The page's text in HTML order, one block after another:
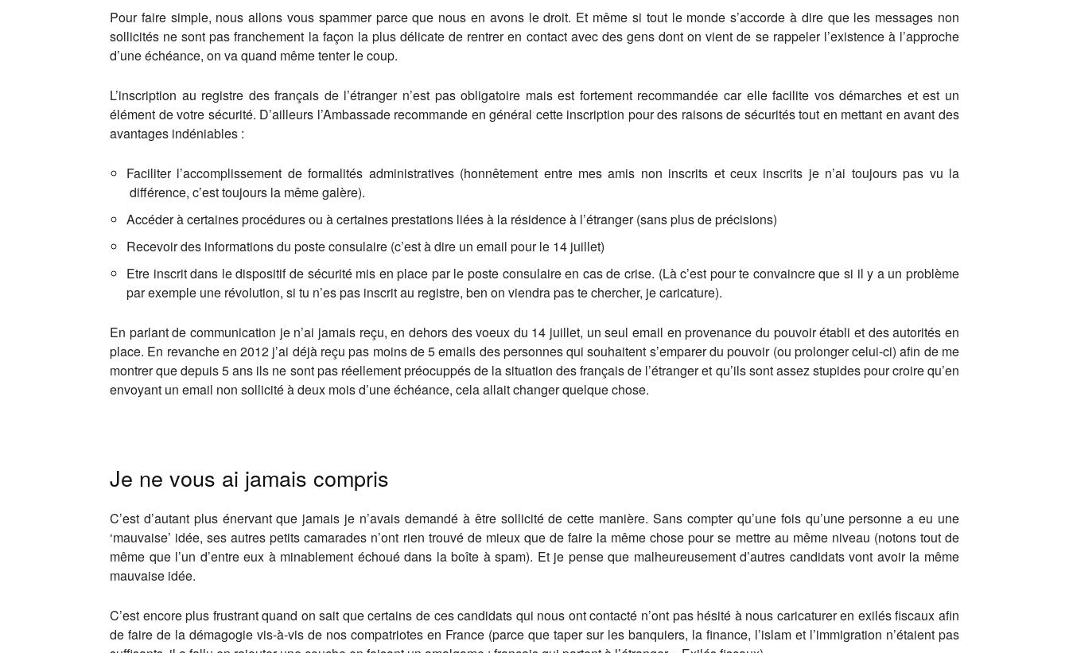
Pour faire simple, nous allons vous spammer parce que nous en avons le droit. Et même si tout le monde s’accorde à dire que les messages non
sollicités ne sont pas franchement la façon la plus délicate de rentrer en contact avec des gens dont on vient de se rappeler l’existence à l’approche
d’une échéance, on va quand même tenter le coup.
L’inscription au registre des français de l’étranger n’est pas obligatoire mais est fortement recommandée car elle facilite vos démarches et est un
élément de votre sécurité. D’ailleurs l’Ambassade recommande en général cette inscription pour des raisons de sécurités tout en mettant en avant des
avantages indéniables :
Faciliter l’accomplissement de formalités administratives (honnêtement entre mes amis non inscrits et ceux inscrits je n’ai toujours pas vu la
différence, c’est toujours la même galère).
Accéder à certaines procédures ou à certaines prestations liées à la résidence à l’étranger (sans plus de précisions)
Recevoir des informations du poste consulaire (c’est à dire un email pour le 14 juillet)
Etre inscrit dans le dispositif de sécurité mis en place par le poste consulaire en cas de crise. (Là c’est pour te convaincre que si il y a un problème
par exemple une révolution, si tu n’es pas inscrit au registre, ben on viendra pas te chercher, je caricature).
En parlant de communication je n’ai jamais reçu, en dehors des voeux du 14 juillet, un seul email en provenance du pouvoir établi et des autorités en
place. En revanche en 2012 j’ai déjà reçu pas moins de 5 emails des personnes qui souhaitent s’emparer du pouvoir (ou prolonger celui-ci) afin de me
montrer que depuis 5 ans ils ne sont pas réellement préocuppés de la situation des français de l’étranger et qu’ils sont assez stupides pour croire qu’en
envoyant un email non sollicité à deux mois d’une échéance, cela allait changer quelque chose.
Je ne vous ai jamais compris
C’est d’autant plus énervant que jamais je n’avais demandé à être sollicité de cette manière. Sans compter qu’une fois qu’une personne a eu une
‘mauvaise’ idée, ses autres petits camarades n’ont rien trouvé de mieux que de faire la même chose pour se mettre au même niveau (notons tout de
même que l’un d’entre eux à minablement échoué dans la boîte à spam). Et je pense que malheureusement d’autres candidats vont avoir la même
mauvaise idée.
C’est encore plus frustrant quand on sait que certains de ces candidats qui nous ont contacté n’ont pas hésité à nous caricaturer en exilés fiscaux afin
de faire de la démagogie vis-à-vis de nos compatriotes en France (parce que taper sur les banquiers, la finance, l’islam et l’immigration n’étaient pas